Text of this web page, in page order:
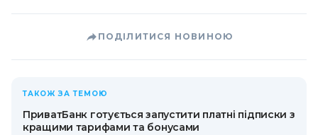
ПОДІЛИТИСЯ НОВИНОЮ
ТАКОЖ ЗА ТЕМОЮ
ПриватБанк готується запустити платні підписки з
кращими тарифами та бонусами